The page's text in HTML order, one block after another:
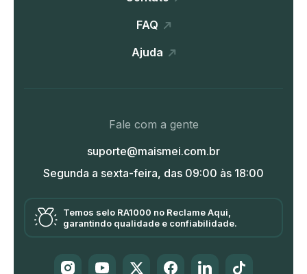
FAQ
Ajuda
Fale com a gente
suporte@maismei.com.br
Segunda a sexta-feira, das 09:00 às 18:00
Temos selo RA1000 no Reclame Aqui,
garantindo qualidade e confiabilidade.